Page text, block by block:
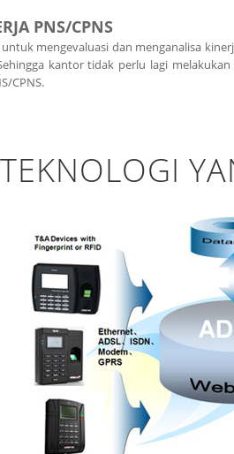
PNS/CPNS
mengevaluasi dan menganalisa
kantor tidak perlu lagi
CPNS.
TEKNOLOGI